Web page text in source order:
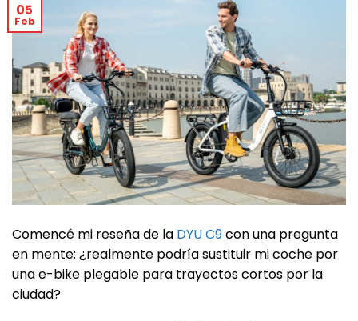
05
Feb
Comencé mi reseña de la DYU C9con una pregunta
en mente: ¿realmente podría sustituir mi coche por
una e-bike plegable para trayectos cortos por la
ciudad?